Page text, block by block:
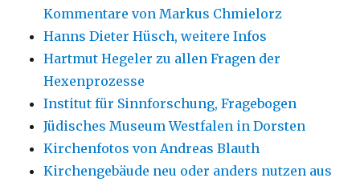
Kommentare von Markus Chmielorz
Hanns Dieter Hüsch, weitere Infos
Hartmut Hegeler zu allen Fragen der
Hexenprozesse
Institut für Sinnforschung, Fragebogen
Jüdisches Museum Westfalen in Dorsten
Kirchenfotos von Andreas Blauth
Kirchengebäude neu oder anders nutzen aus